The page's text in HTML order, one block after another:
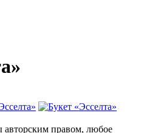
правом, любое